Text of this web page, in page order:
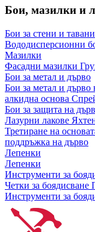
Бои, мазилки и
Бои за стени и тавани
Вододисперсионни
Мазилки
Фасадни мазилки
Бои за метал и дърво
Бои за метал и дърво
алкидна основа
Бои за защита на
Лазурни лакове
Третиране на
поддръжка на дърво
Лепенки
Лепенки
Инструменти за
Четки за боядисване
Инструменти за